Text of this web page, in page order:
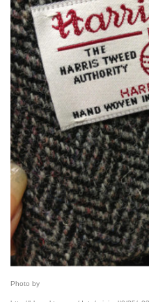
Photo by